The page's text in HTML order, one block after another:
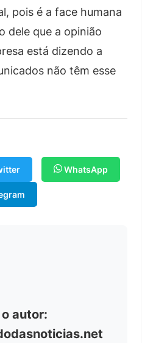
pois é a face humana
dele que a opinião
está dizendo a
não têm esse
WhatsApp
autor: